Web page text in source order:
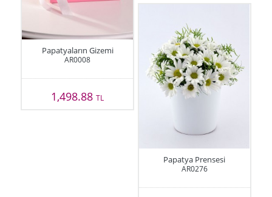
Papatyaların Gizemi
AR0008
1,498.88TL
Papatya Prensesi
AR0276